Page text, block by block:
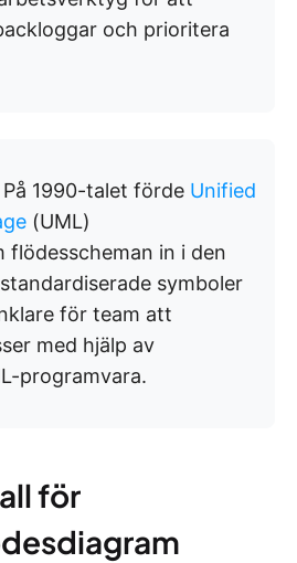
och prioritera
På 1990-talet förde Unified
(UML)
flödesscheman in i den
symboler
för team att
med hjälp av
programvara.
för